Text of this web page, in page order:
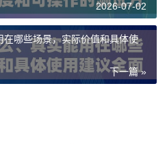
出正确选择
全取决于您的具体业务需
致业务效率低下、成本增
2026-07-02
哪些场景，实际价值和具体使
下一篇 »